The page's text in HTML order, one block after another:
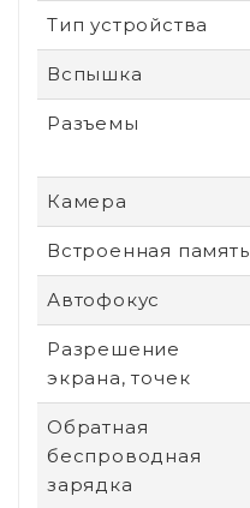
Тип устройства
Вспышка
Разъемы
Камера
Встроенная память
Автофокус
Разрешение
экрана, точек
Обратная
беспроводная
зарядка